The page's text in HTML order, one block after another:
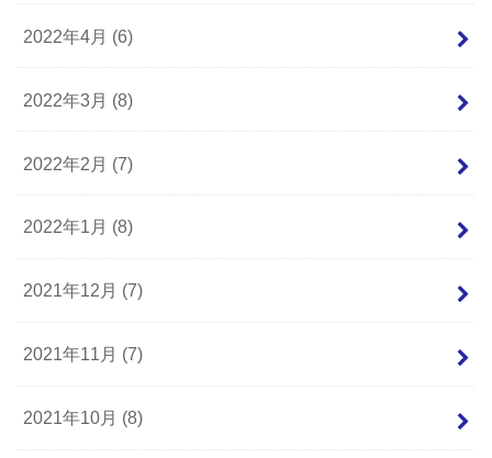
2022年4月 (6)
2022年3月 (8)
2022年2月 (7)
2022年1月 (8)
2021年12月 (7)
2021年11月 (7)
2021年10月 (8)